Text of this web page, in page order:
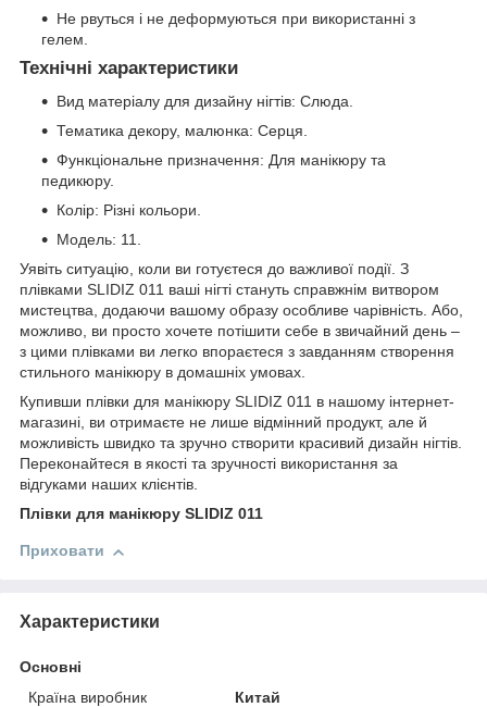
Не рвуться і не деформуються при використанні з
гелем.
Технічні характеристики
Вид матеріалу для дизайну нігтів: Слюда.
Тематика декору, малюнка: Серця.
Функціональне призначення: Для манікюру та
педикюру.
Колір: Різні кольори.
Модель: 11.
Уявіть ситуацію, коли ви готуєтеся до важливої події. З
плівками SLIDIZ 011 ваші нігті стануть справжнім витвором
мистецтва, додаючи вашому образу особливе чарівність. Або,
можливо, ви просто хочете потішити себе в звичайний день –
з цими плівками ви легко впораєтеся з завданням створення
стильного манікюру в домашніх умовах.
Купивши плівки для манікюру SLIDIZ 011 в нашому інтернет-
магазині, ви отримаєте не лише відмінний продукт, але й
можливість швидко та зручно створити красивий дизайн нігтів.
Переконайтеся в якості та зручності використання за
відгуками наших клієнтів.
Плівки для манікюру SLIDIZ 011
Приховати
Характеристики
Основні
Країна виробник
Китай